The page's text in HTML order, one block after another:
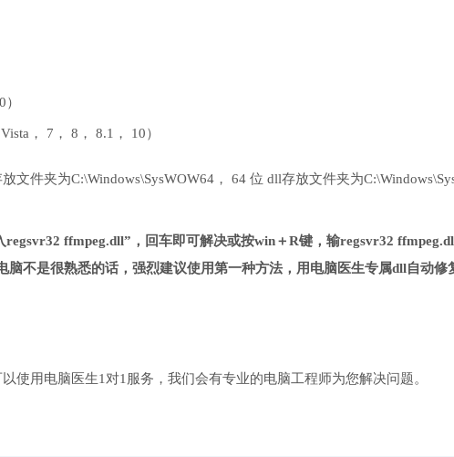
， 7， 8， 8.1， 10）
文件夹为C:\Windows\SysWOW64， 64 位 dll存放文件夹为
ffmpeg.dll”，回车即可解决或按win＋R键，输regsvr32
脑不是很熟悉的话，强烈建议使用第一种方法，用电脑医生专属dll自动修
使用电脑医生1对1服务，我们会有专业的电脑工程师为您解决问题。